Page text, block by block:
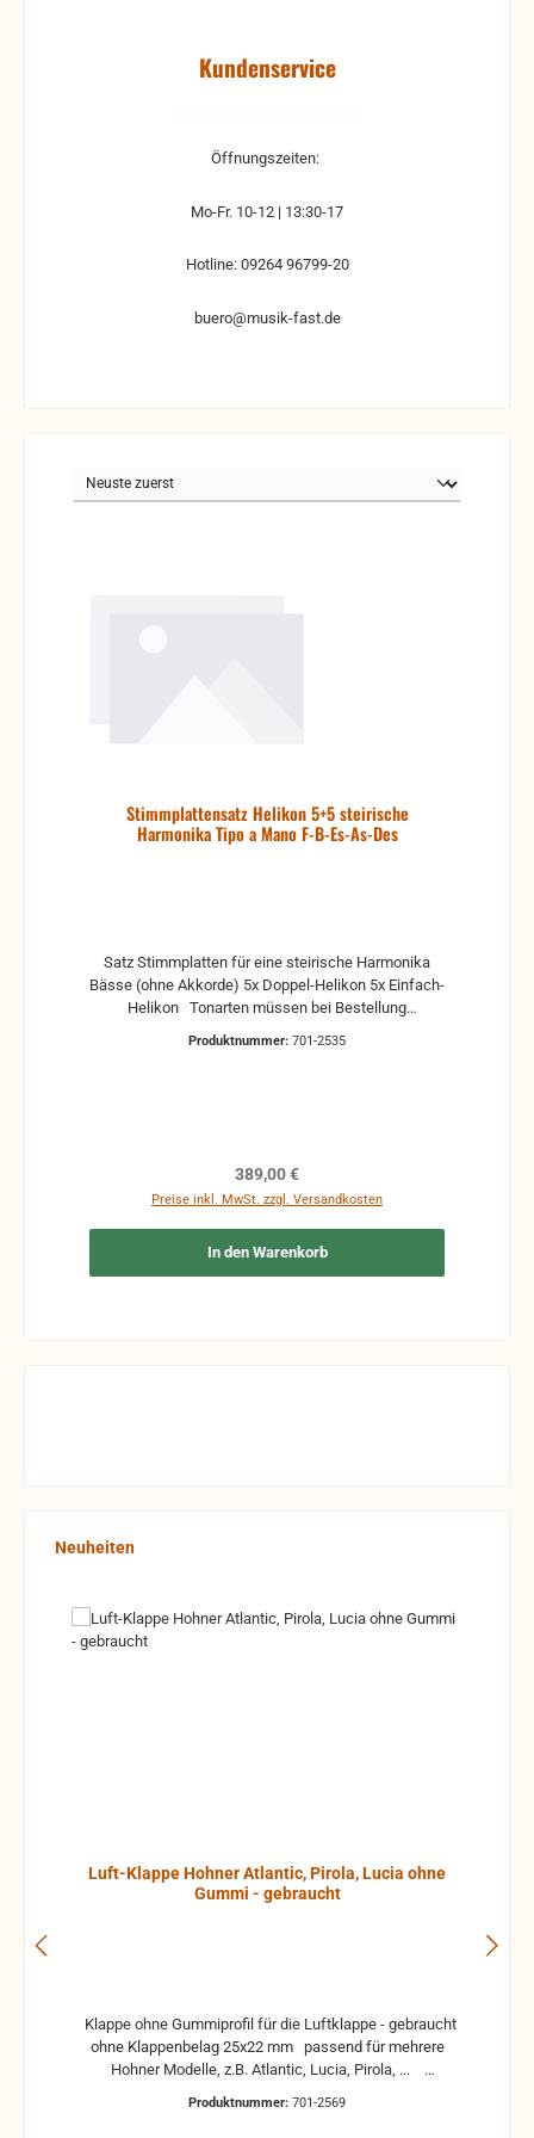
Kundenservice
Öffnungszeiten:
Mo-Fr. 10-12 | 13:30-17
Hotline: 09264 96799-20
buero@musik-fast.de
Stimmplattensatz Helikon 5+5 steirische
Harmonika Tipo a Mano F-B-Es-As-Des
Satz Stimmplatten für eine steirische Harmonika
Bässe (ohne Akkorde) 5x Doppel-Helikon 5x Einfach-
Helikon Tonarten müssen bei Bestellung
Produktnummer: 701-2535
Regulärer Preis:
389,00 €
Preise inkl. MwSt. zzgl. Versandkosten
In den Warenkorb
Produktgalerie überspringen
Neuheiten
Luft-Klappe Hohner Atlantic, Pirola, Lucia ohne
Gummi - gebraucht
ohne Klappenbelag 25x22 mm passend für mehrere
Hohner Modelle, z.B. Atlantic, Lucia, Pirola, ...
Produktnummer: 701-2569